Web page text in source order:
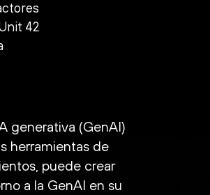
42
generativa (GenAI)
herramientas de
puede crear
a la GenAI en su